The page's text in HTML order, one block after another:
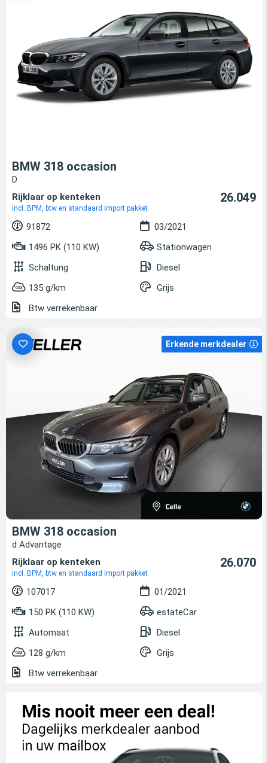
BMW 318 occasion
D
Rijklaar op kenteken
incl. BPM, btw en standaard import pakket
26.049
91872
03/2021
1496 PK (110 KW)
Stationwagen
Schaltung
Diesel
135 g/km
Grijs
Btw verrekenbaar
Erkende merkdealer
BMW 318 occasion
d Advantage
Rijklaar op kenteken
incl. BPM, btw en standaard import pakket
26.070
107017
01/2021
150 PK (110 KW)
estateCar
Automaat
Diesel
128 g/km
Grijs
Btw verrekenbaar